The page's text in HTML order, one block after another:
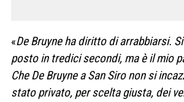
«De Bruyne ha diritto di arrabbiarsi.
posto in tredici secondi, ma è il mio
Che De Bruyne a San Siro non si
stato privato, per scelta giusta, dei